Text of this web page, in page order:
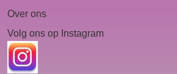
Over ons
Volg ons op Instagram